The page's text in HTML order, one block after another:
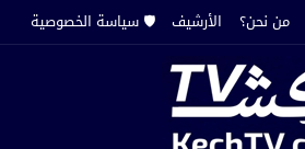
من نحن؟ الأرشيف 🛡️ سياسة الخصوصية